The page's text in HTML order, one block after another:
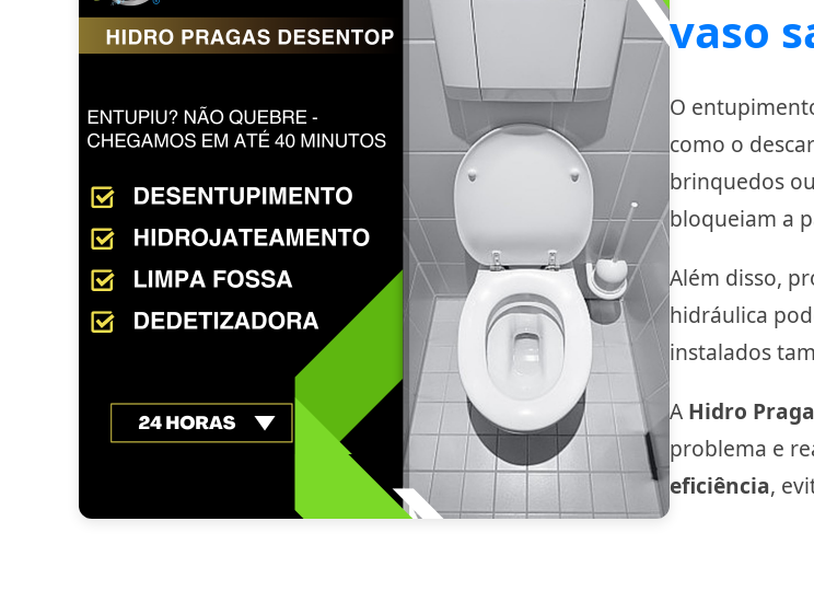
vaso
O
como o
brinquedos
bloqueiam a
Além disso,
hidráulica
instalados
A Hidro
problema e
eficiência,